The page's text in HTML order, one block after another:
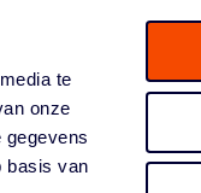
te
onze
basis van